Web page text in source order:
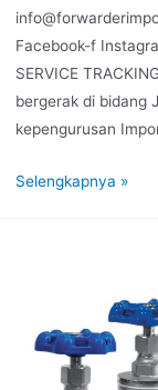
Facebook-f
SERVICE
bergerak di bidang
kepengurusan
Selengkapnya »